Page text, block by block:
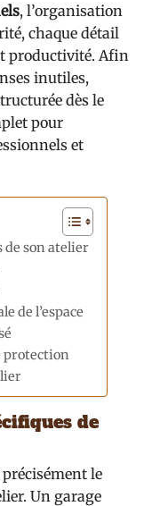
, l’organisation
chaque détail
productivité. Afin
inutiles,
dès le
pour
et
de son atelier
de l’espace
protection
de
le
Un garage